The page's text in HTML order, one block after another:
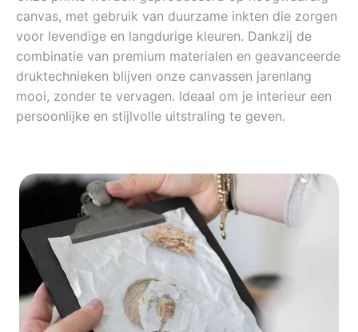
canvas, met gebruik van duurzame inkten die zorgen
voor levendige en langdurige kleuren. Dankzij de
combinatie van premium materialen en geavanceerde
druktechnieken blijven onze canvassen jarenlang
mooi, zonder te vervagen. Ideaal om je interieur een
persoonlijke en stijlvolle uitstraling te geven.